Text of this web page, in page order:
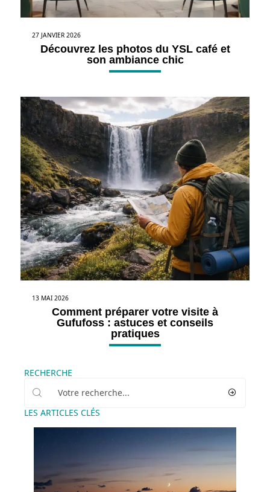
27 JANVIER 2026
Découvrez les photos du YSL café et
son ambiance chic
13 MAI 2026
Comment préparer votre visite à
Gufufoss : astuces et conseils
pratiques
RECHERCHE
LES ARTICLES CLÉS